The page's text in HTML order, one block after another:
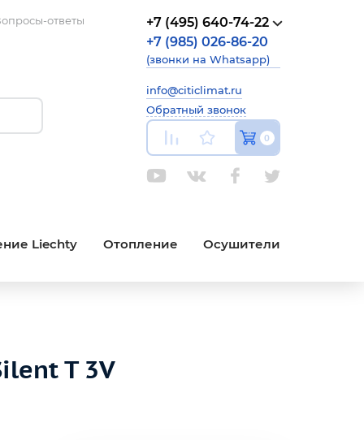
ответы
+7 (495) 640-74-22
+7 (985) 026-86-20
(звонки на Whatsapp)
info@citiclimat.ru
Обратный звонок
0
Liechty Отопление Осушители
T 3V